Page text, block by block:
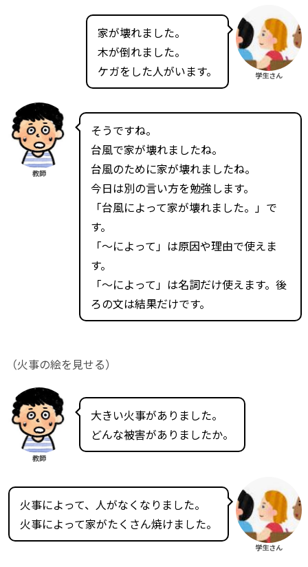
家が壊れました。
木が倒れました。
ケガをした人がいます。
学生さん
教師
そうですね。
台風で家が壊れましたね。
台風のために家が壊れましたね。
今日は別の言い方を勉強します。
「台風によって家が壊れました。」で
す。
「～によって」は原因や理由で使えま
す。
「～によって」は名詞だけ使えます。後
ろの文は結果だけです。
（火事の絵を見せる）
教師
大きい火事がありました。
どんな被害がありましたか。
火事によって、人がなくなりました。
火事によって家がたくさん焼けました。
学生さん